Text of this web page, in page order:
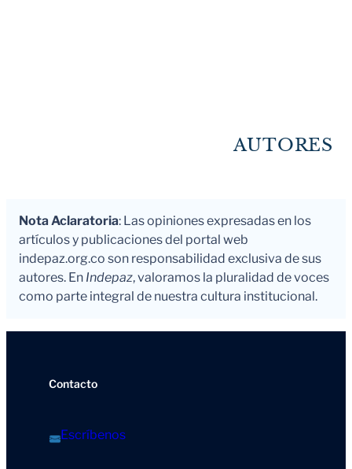
AUTORES
Nota Aclaratoria: Las opiniones expresadas en los
artículos y publicaciones del portal web
indepaz.org.co son responsabilidad exclusiva de sus
autores. En Indepaz, valoramos la pluralidad de voces
como parte integral de nuestra cultura institucional.
Contacto
Escríbenos